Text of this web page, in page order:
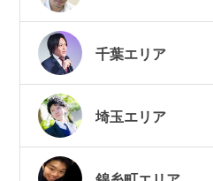
千葉エリア
埼玉エリア